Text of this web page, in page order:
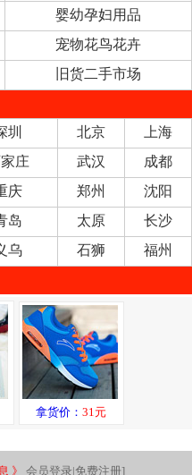
婴幼孕妇用品
宠物花鸟花卉
旧货二手市场
圳 北京
上海
庄 武汉
成都
庆 郑州
沈阳
岛 太原
长沙
乌 石狮 福州
拿货价：31元
》 会员登录|免费注册]